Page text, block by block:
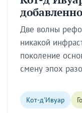
Две волны
никакой
поколение
смену эпох
Кот-д'Ивуар
профили
по